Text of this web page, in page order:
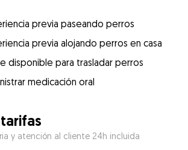
previa paseando perros
previa alojando perros en casa
disponible para trasladar perros
medicación oral
y atención al cliente 24h incluida